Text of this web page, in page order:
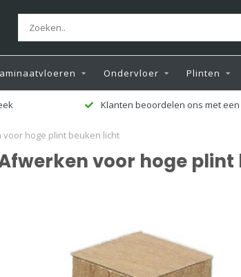
Ondervloer Plinten
ons met een 9,5
hoge plint beuken licht
voor hoge